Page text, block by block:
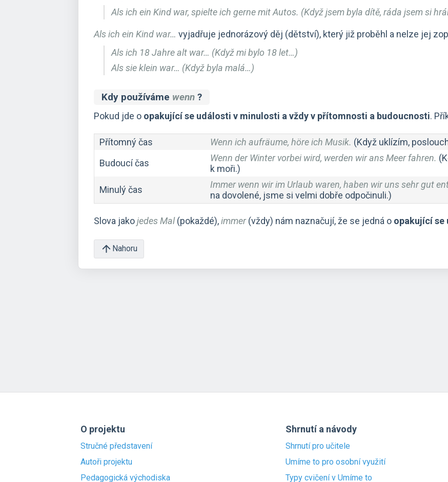
Als ich ein Kind war, spielte ich gerne mit Autos. (Když jsem byla dítě, ráda jsem si
Als ich ein Kind war… vyjadřuje jednorázový děj (dětství), který již proběhl a nelze jej
Als ich 18 Jahre alt war… (Když mi bylo 18 let…)
Als sie klein war… (Když byla malá…)
Kdy používáme wenn ?
Pokud jde o opakující se události v minulosti a vždy v přítomnosti a budoucnosti.
Přítomný čas Wenn ich aufräume, höre ich Musik. (Když uklízím,
Budoucí čas
Wenn der Winter vorbei wird, werden wir ans Meer fahren.
k moři.)
Minulý čas
Immer wenn wir im Urlaub waren, haben wir uns sehr gut
na dovolené, jsme si velmi dobře odpočinuli.)
Slova jakojedes Mal(pokaždé),immer(vždy) nám naznačují, že se jedná o opakující se
Nahoru
O projektu
Stručné představení
Autoři projektu
Pedagogická východiska
Shrnutí a návody
Shrnutí pro učitele
Umíme to pro osobní využití
Typy cvičení v Umíme to